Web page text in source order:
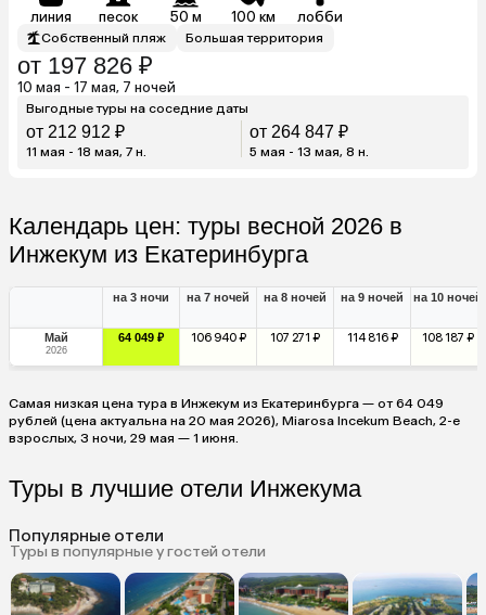
линия песок 50 м 100 км лобби
Собственный пляж Большая территория
от 197 826 ₽
10 мая - 17 мая, 7 ночей
Выгодные туры на соседние даты
от 212 912 ₽
11 мая - 18 мая, 7 н.
от 264 847 ₽
5 мая - 13 мая, 8 н.
Календарь цен: туры весной 2026 в
Инжекум из Екатеринбурга
на 3 ночи на 7 ночей на 8 ночей на 9 ночей на 10 ночей
Май
2026
64 049 ₽ 106 940 ₽ 107 271 ₽ 114 816 ₽ 108 187 ₽
Самая низкая цена тура в Инжекум из Екатеринбурга — от 64 049
рублей (цена актуальна на 20 мая 2026), Miarosa Incekum Beach, 2-е
взрослых, 3 ночи, 29 мая — 1 июня.
Туры в лучшие отели Инжекума
Популярные отели
Туры в популярные у гостей отели